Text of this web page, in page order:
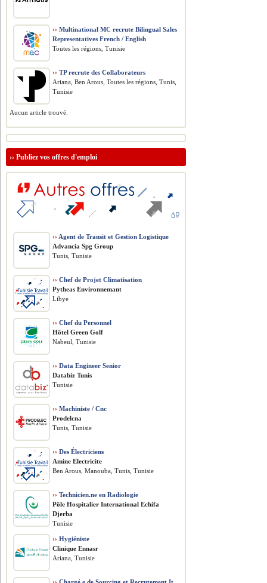
›› Multinational MC recrute Bilingual Sales
Representatives French / English
Toutes les régions, Tunisie
›› TP recrute des Collaborateurs
Ariana, Ben Arous, Toutes les régions, Tunis,
Tunisie
Aucun article trouvé.
››Publiez vos offres d'emploi
›› Agent de Transit et Gestion Logistique
Advancia Spg Group
Tunis, Tunisie
›› Chef de Projet Climatisation
Pytheas Environnemant
Libye
›› Chef du Personnel
Hôtel Green Golf
Nabeul, Tunisie
›› Data Engineer Senior
Databiz Tunis
Tunisie
›› Machiniste / Cnc
Prodelcna
Tunis, Tunisie
›› Des Électriciens
Amine Electricite
Ben Arous, Manouba, Tunis, Tunisie
›› Technicien.ne en Radiologie
Pôle Hospitalier International Echifa
Djerba
Tunisie
›› Hygiéniste
Clinique Ennasr
Ariana, Tunisie